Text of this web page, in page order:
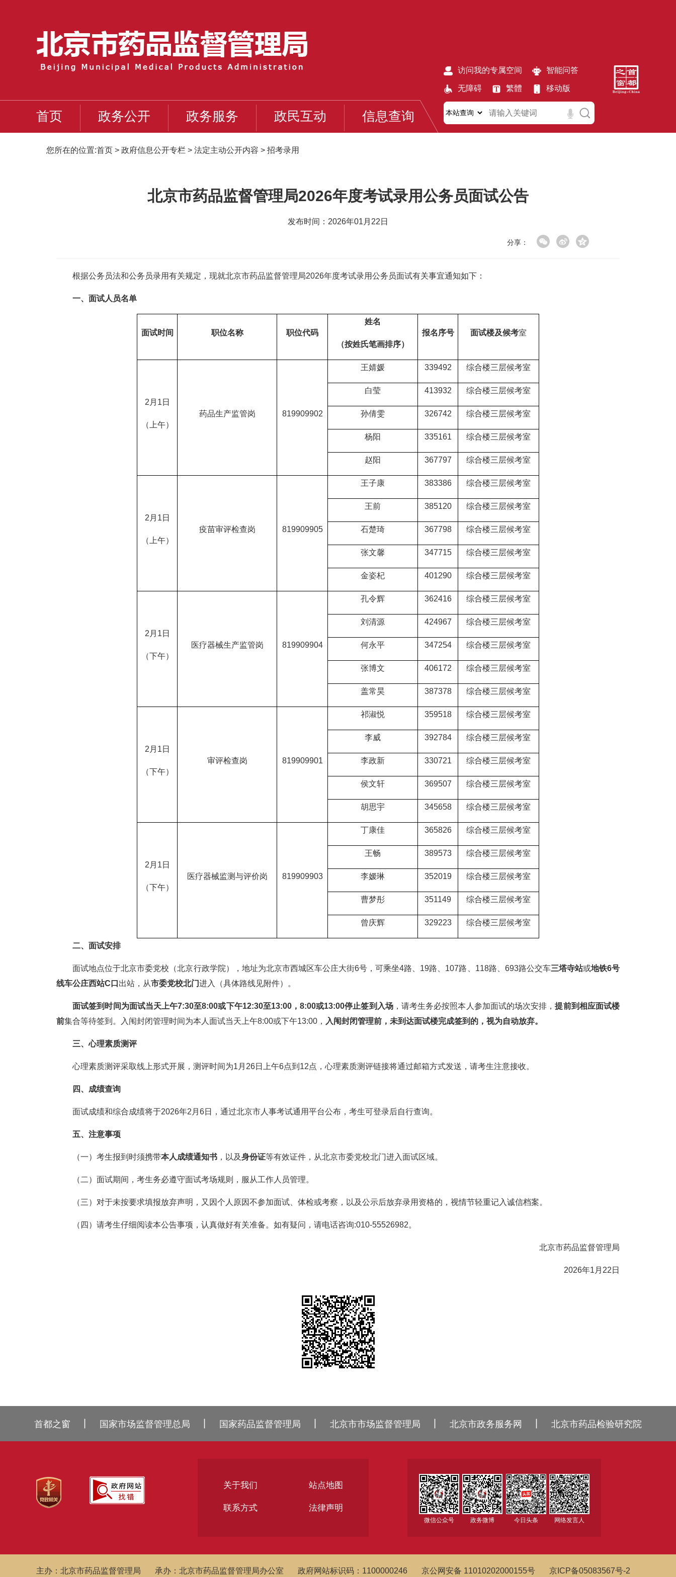
首页 政务公开 政务服务 政民互动 信息查询
访问我的专属空间 智能问答
无障碍 繁體 移动版
您所在的位置:首页 > 政府信息公开专栏 > 法定主动公开内容 > 招考录用
北京市药品监督管理局2026年度考试录用公务员面试公告
发布时间：2026年01月22日
分享：
根据公务员法和公务员录用有关规定，现就北京市药品监督管理局2026年度考试录用公务员面试有关事宜通知如下：
一、面试人员名单
面试时间 职位名称 职位代码
姓名
（按姓氏笔画排序）
报名序号 面试楼及候考室
2月1日
（上午）
药品生产监管岗 819909902
王婧媛 339492 综合楼三层候考室
白莹 413932 综合楼三层候考室
孙倩雯 326742 综合楼三层候考室
杨阳 335161 综合楼三层候考室
赵阳 367797 综合楼三层候考室
2月1日
（上午）
疫苗审评检查岗 819909905
王子康 383386 综合楼三层候考室
王前 385120 综合楼三层候考室
石楚琦 367798 综合楼三层候考室
张文馨 347715 综合楼三层候考室
金姿杞 401290 综合楼三层候考室
2月1日
（下午）
医疗器械生产监管岗 819909904
孔令辉 362416 综合楼三层候考室
刘清源 424967 综合楼三层候考室
何永平 347254 综合楼三层候考室
张博文 406172 综合楼三层候考室
盖常昊 387378 综合楼三层候考室
2月1日
（下午）
审评检查岗 819909901
祁淑悦 359518 综合楼三层候考室
李威 392784 综合楼三层候考室
李政新 330721 综合楼三层候考室
侯文轩 369507 综合楼三层候考室
胡思宇 345658 综合楼三层候考室
2月1日
（下午）
医疗器械监测与评价岗 819909903
丁康佳 365826 综合楼三层候考室
王畅 389573 综合楼三层候考室
李嫒琳 352019 综合楼三层候考室
曹梦彤 351149 综合楼三层候考室
曾庆辉 329223 综合楼三层候考室
二、面试安排
面试地点位于北京市委党校（北京行政学院），地址为北京市西城区车公庄大街6号，可乘坐4路、19路、107路、118路、693路公交车三塔寺站或地铁6号
线车公庄西站C口 出站，从市委党校北门进入（具体路线见附件）。
面试签到时间为面试当天上午7:30至8:00或下午12:30至13:00，8:00或13:00停止签到入场，请考生务必按照本人参加面试的场次安排，提前到相应面试楼
前集合等待签到。入闱封闭管理时间为本人面试当天上午8:00或下午13:00， 入闱封闭管理前，未到达面试楼完成签到的，视为自动放弃。
三、心理素质测评
心理素质测评采取线上形式开展，测评时间为1月26日上午6点到12点，心理素质测评链接将通过邮箱方式发送，请考生注意接收。
四、成绩查询
面试成绩和综合成绩将于2026年2月6日，通过北京市人事考试通用平台公布，考生可登录后自行查询。
五、注意事项
（一）考生报到时须携带本人成绩通知书 ，以及身份证等有效证件，从北京市委党校北门进入面试区域。
（二）面试期间，考生务必遵守面试考场规则，服从工作人员管理。
（三）对于未按要求填报放弃声明，又因个人原因不参加面试、体检或考察，以及公示后放弃录用资格的，视情节轻重记入诚信档案。
（四）请考生仔细阅读本公告事项，认真做好有关准备。如有疑问，请电话咨询:010-55526982。
北京市药品监督管理局
2026年1月22日
首都之窗 国家市场监督管理总局 国家药品监督管理局 北京市市场监督管理局 北京市政务服务网 北京市药品检验研究院
关于我们 站点地图
联系方式 法律声明
微信公众号 政务微博 今日头条 网络发言人
主办：北京市药品监督管理局 承办：北京市药品监督管理局办公室 政府网站标识码：1100000246 京公网安备 11010202000155号 京ICP备05083567号-2